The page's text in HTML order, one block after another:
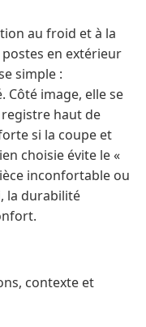
au froid et à la
en extérieur
simple :
image, elle se
haut de
si la coupe et
choisie évite le «
inconfortable ou
la durabilité
contexte et